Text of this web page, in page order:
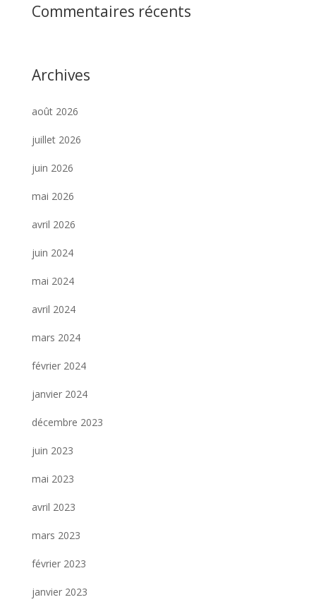
Commentaires récents
Archives
août 2026
juillet 2026
juin 2026
mai 2026
avril 2026
juin 2024
mai 2024
avril 2024
mars 2024
février 2024
janvier 2024
décembre 2023
juin 2023
mai 2023
avril 2023
mars 2023
février 2023
janvier 2023